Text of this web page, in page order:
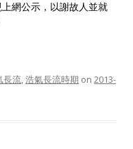
網公示，以謝故人並就
長流,浩氣長流時期 on 2013-